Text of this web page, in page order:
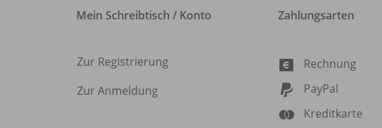
Mein Schreibtisch / Konto
Zur Registrierung
Zur Anmeldung
Zahlungsarten
Rechnung
PayPal
Kreditkarte